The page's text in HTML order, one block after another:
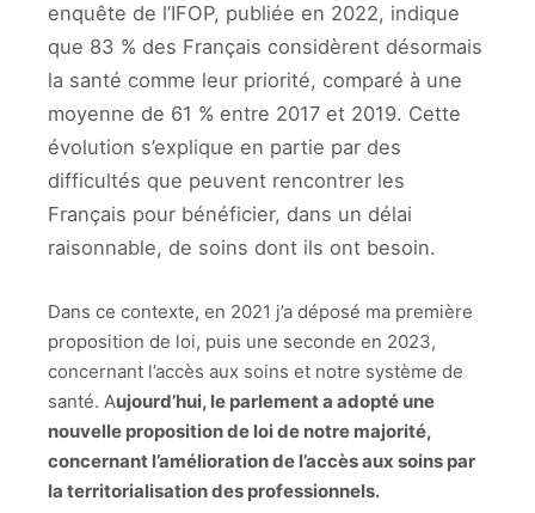
enquête de l’IFOP, publiée en 2022, indique
que 83 % des Français considèrent désormais
la santé comme leur priorité, comparé à une
moyenne de 61 % entre 2017 et 2019. Cette
évolution s’explique en partie par des
difficultés que peuvent rencontrer les
Français pour bénéficier, dans un délai
raisonnable, de soins dont ils ont besoin.
Dans ce contexte, en 2021 j’a déposé ma première
proposition de loi, puis une seconde en 2023,
concernant l’accès aux soins et notre système de
santé. Aujourd’hui, le parlement a adopté une
nouvelle proposition de loi de notre majorité,
concernant l’amélioration de l’accès aux soins par
la territorialisation des professionnels.